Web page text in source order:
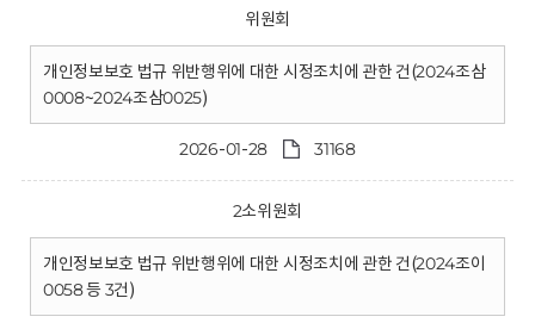
위원회
개인정보보호 법규 위반행위에 대한 시정조치에 관한 건(2024조삼
0008~2024조삼0025)
2026-01-28 31168
2소위원회
개인정보보호 법규 위반행위에 대한 시정조치에 관한 건(2024조이
0058 등 3건)